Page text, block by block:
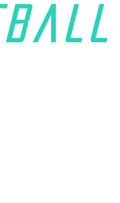
ball